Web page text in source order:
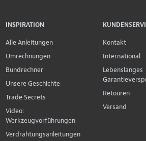
INSPIRATION
Alle Anleitungen
Umrechnungen
Bundrechner
Unsere Geschichte
Trade Secrets
Video:
Werkzeugvorführungen
Verdrahtungsanleitungen
Kontakt
International
Lebenslanges
Retouren
Versand